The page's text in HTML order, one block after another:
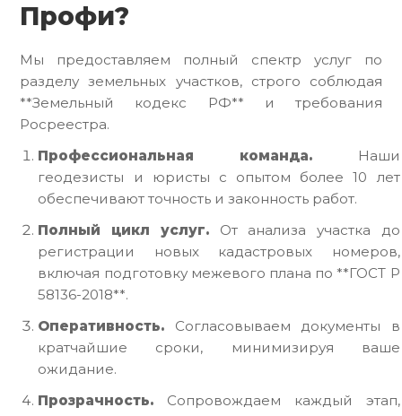
Профи?
Мы предоставляем полный спектр услуг по
разделу земельных участков, строго соблюдая
**Земельный кодекс РФ** и требования
Росреестра.
Профессиональная команда. Наши
геодезисты и юристы с опытом более 10 лет
обеспечивают точность и законность работ.
Полный цикл услуг.От анализа участка до
регистрации новых кадастровых номеров,
включая подготовку межевого плана по **ГОСТ Р
58136-2018**.
Оперативность. Согласовываем документы в
кратчайшие сроки, минимизируя ваше
ожидание.
Прозрачность. Сопровождаем каждый этап,